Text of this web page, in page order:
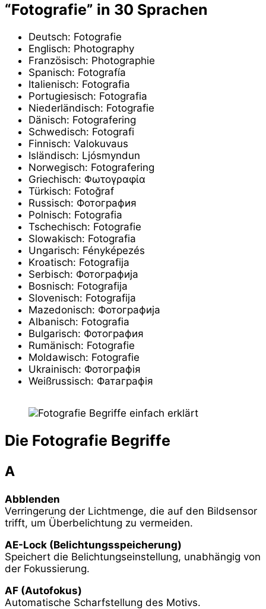
“Fotografie” in 30 Sprachen
Deutsch: Fotografie
Englisch: Photography
Französisch: Photographie
Spanisch: Fotografía
Italienisch: Fotografia
Portugiesisch: Fotografia
Niederländisch: Fotografie
Dänisch: Fotografering
Schwedisch: Fotografi
Finnisch: Valokuvaus
Isländisch: Ljósmyndun
Norwegisch: Fotografering
Griechisch: Φωτογραφία
Türkisch: Fotoğraf
Russisch: Фотография
Polnisch: Fotografia
Tschechisch: Fotografie
Slowakisch: Fotografia
Ungarisch: Fényképezés
Kroatisch: Fotografija
Serbisch: Фотографија
Bosnisch: Fotografija
Slovenisch: Fotografija
Mazedonisch: Фотографија
Albanisch: Fotografia
Bulgarisch: Фотография
Rumänisch: Fotografie
Moldawisch: Fotografie
Ukrainisch: Фотографія
Weißrussisch: Фатаграфія
Die Fotografie Begriffe
A
Abblenden
Verringerung der Lichtmenge, die auf den Bildsensor
trifft, um Überbelichtung zu vermeiden.
AE-Lock (Belichtungsspeicherung)
Speichert die Belichtungseinstellung, unabhängig von
der Fokussierung.
AF (Autofokus)
Automatische Scharfstellung des Motivs.